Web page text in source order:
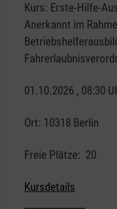
Kurs: Erste-Hilfe-
Anerkannt im
01.10.2026 , 08:30
Ort: 10318 Berlin
Freie Plätze: 20
Kursdetails